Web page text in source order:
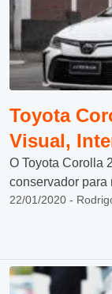
Toyota
Visual,
O Toyota Corolla
conservador para
22/01/2020 -